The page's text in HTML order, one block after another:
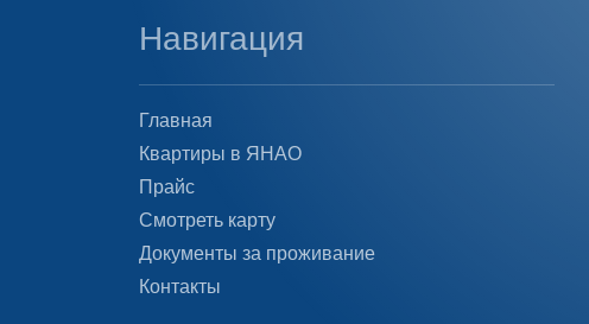
Навигация
Главная
Квартиры в ЯНАО
Прайс
Смотреть карту
Документы за проживание
Контакты